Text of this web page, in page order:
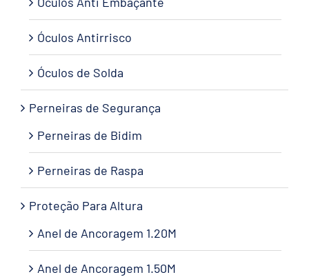
Óculos Antirrisco
Óculos de Solda
Perneiras de Segurança
Perneiras de Bidim
Perneiras de Raspa
Proteção Para Altura
Anel de Ancoragem 1.20M
Anel de Ancoragem 1.50M